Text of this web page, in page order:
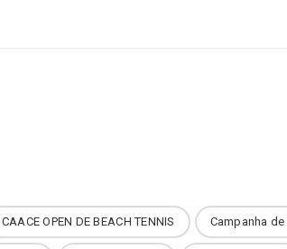
CAACE OPEN DE BEACH TENNIS Campanha